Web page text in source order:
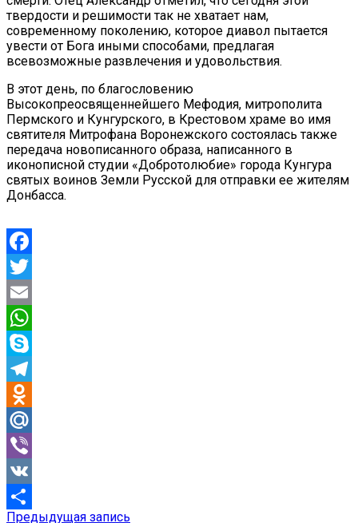
твердости и решимости так не хватает нам,
современному поколению, которое диавол пытается
увести от Бога иными способами, предлагая
всевозможные развлечения и удовольствия.
В этот день, по благословению
Высокопреосвященнейшего Мефодия, митрополита
Пермского и Кунгурского, в Крестовом храме во имя
святителя Митрофана Воронежского состоялась также
передача новописанного образа, написанного в
иконописной студии «Добротолюбие» города Кунгура
святых воинов Земли Русской для отправки ее жителям
Донбасса.
Facebook
Twitter
Email
WhatsApp
Skype
Telegram
Odnoklassniki
Mail.Ru
Viber
VK
Предыдущая запись